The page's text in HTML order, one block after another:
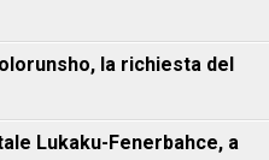
la richiesta del
Lukaku-Fenerbahce, a